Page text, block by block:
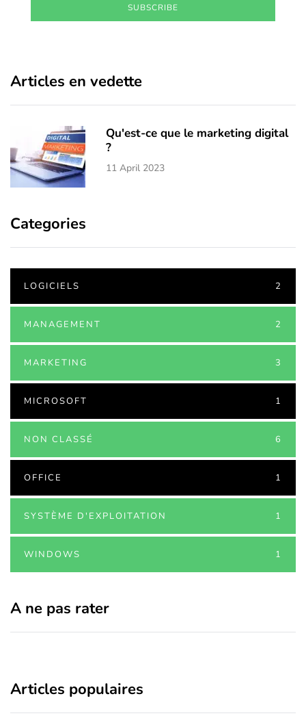
SUBSCRIBE
Articles en vedette
Qu'est-ce que le marketing digital
?
11 April 2023
Categories
LOGICIELS 2
MANAGEMENT 2
MARKETING 3
MICROSOFT 1
NON CLASSÉ 6
OFFICE 1
SYSTÈME D'EXPLOITATION 1
WINDOWS 1
A ne pas rater
Articles populaires